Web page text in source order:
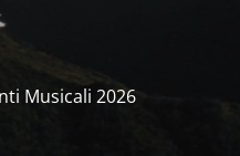
Musicali 2026